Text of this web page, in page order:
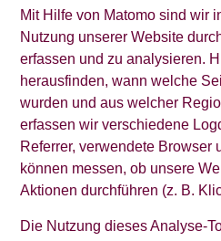
Mit Hilfe von Matomo sind wir
Nutzung unserer Website
erfassen und zu analysieren.
herausfinden, wann welche
wurden und aus welcher
erfassen wir verschiedene
Referrer, verwendete Browser
können messen, ob unsere
Aktionen durchführen (z. B.
Die Nutzung dieses Analyse-